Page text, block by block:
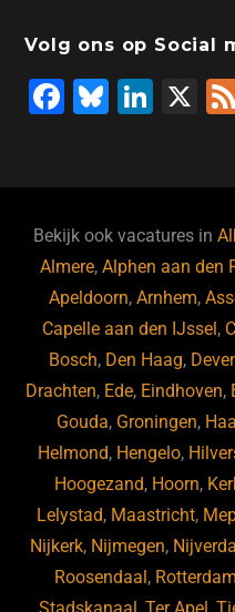
Volg ons op Social
F
b
o
o
k
Bl
ky
Li
dI
n
X
Bekijk ook vacatures in
Almere,Alphen aan den
Apeldoorn,Arnhem,
Capelle aan den IJssel,
Bosch, Den Haag,
Drachten, Ede, Eindhoven,
Gouda, Groningen,
Helmond, Hengelo,
Hoogezand, Hoorn,
Lelystad, Maastricht,
Nijkerk, Nijmegen,
Roosendaal, Rotterdam